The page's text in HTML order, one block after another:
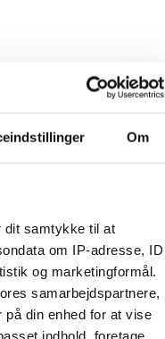
Om
dit samtykke til at
om IP-adresse, ID
og marketingformål.
samarbejdspartnere,
på din enhed for at vise
indhold, foretage